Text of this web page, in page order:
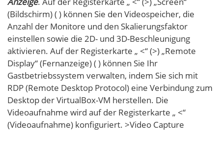
(Bildschirm) ( ) können Sie den Videospeicher, die
Anzahl der Monitore und den Skalierungsfaktor
einstellen sowie die 2D- und 3D-Beschleunigung
aktivieren. Auf der Registerkarte „ <“ (>) „Remote
Display“ (Fernanzeige) ( ) können Sie Ihr
Gastbetriebssystem verwalten, indem Sie sich mit
RDP (Remote Desktop Protocol) eine Verbindung zum
Desktop der VirtualBox-VM herstellen. Die
Videoaufnahme wird auf der Registerkarte „ <“
(Videoaufnahme) konfiguriert. >Video Capture